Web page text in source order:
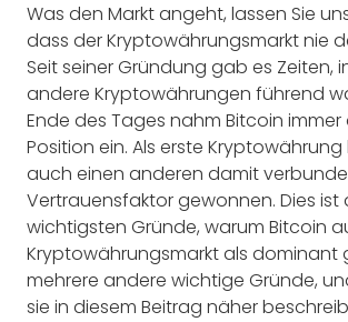
Was den Markt angeht, lassen Sie
dass der Kryptowährungsmarkt nie
Seit seiner Gründung gab es Zeiten,
andere Kryptowährungen führend
Ende des Tages nahm Bitcoin immer
Position ein. Als erste
auch einen anderen damit
Vertrauensfaktor gewonnen. Dies ist
wichtigsten Gründe, warum Bitcoin
Kryptowährungsmarkt als dominant
mehrere andere wichtige Gründe,
sie in diesem Beitrag näher